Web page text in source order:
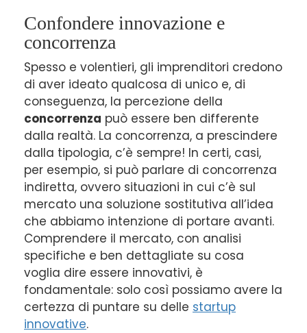
Confondere innovazione e
concorrenza
Spesso e volentieri, gli imprenditori credono
di aver ideato qualcosa di unico e, di
conseguenza, la percezione della
concorrenza può essere ben differente
dalla realtà. La concorrenza, a prescindere
dalla tipologia, c’è sempre! In certi, casi,
per esempio, si può parlare di concorrenza
indiretta, ovvero situazioni in cui c’è sul
mercato una soluzione sostitutiva all’idea
che abbiamo intenzione di portare avanti.
Comprendere il mercato, con analisi
specifiche e ben dettagliate su cosa
voglia dire essere innovativi, è
fondamentale: solo così possiamo avere la
certezza di puntare su delle startup
innovative.